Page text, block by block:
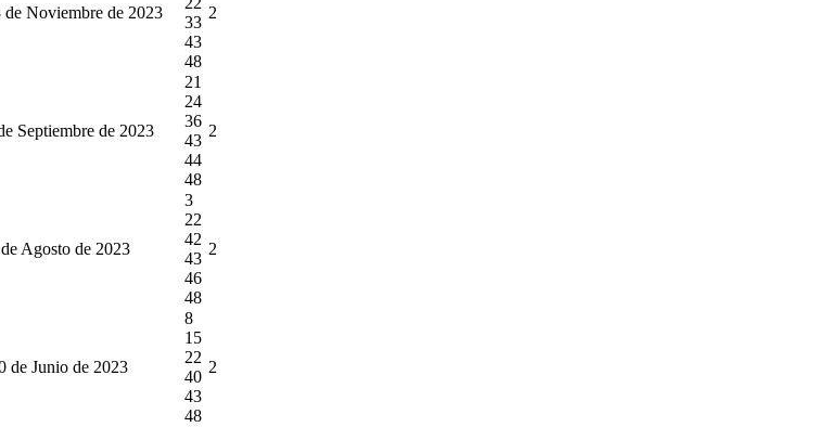
de Noviembre de 2023
33
43
48
2
Septiembre de 2023
21
24
36
43
44
48
2
Agosto de 2023
3
22
42
43
46
48
2
de Junio de 2023
8
15
22
40
43
48
2